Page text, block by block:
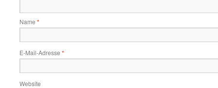
Name *
E-Mail-Adresse *
Website